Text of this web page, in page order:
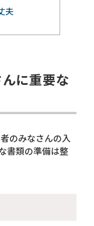
夫
に重要な
のみなさんの入
書類の準備は整